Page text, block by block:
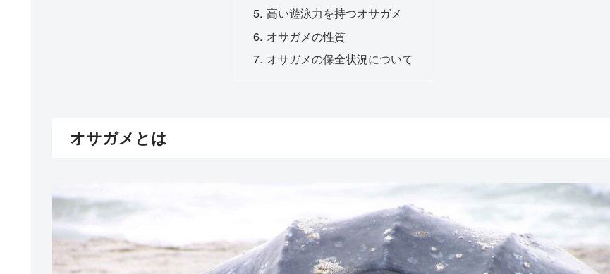
高い遊泳力を持つオサガメ
オサガメの性質
オサガメの保全状況について
オサガメとは